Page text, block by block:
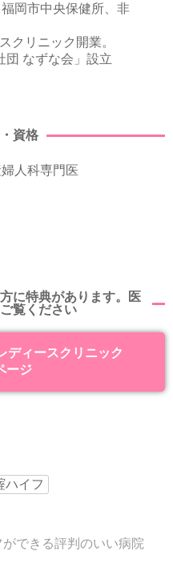
岡市中央保健所、非
リニック開業。
なずな会」設立
資格
人科専門医
に特典があります。医
覧ください
ディースクリニック
ージ
ハイフ
できる評判のいい病院